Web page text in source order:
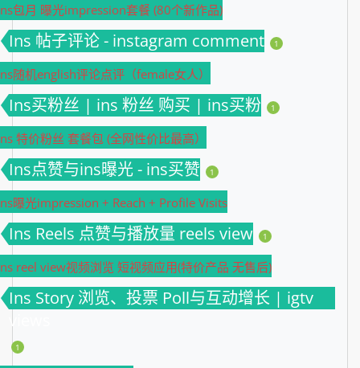
包月 曝光impression套餐 (80个新作品)
Ins 帖子评论 - instagram comment 1
随机english评论点评（female女人）
Ins买粉丝 | ins 粉丝 购买 | ins买粉 1
特价粉丝 套餐包 (全网性价比最高）
Ins点赞与ins曝光 - ins买赞 1
曝光impression + Reach + Profile Visits
Ins Reels 点赞与播放量 reels view 1
reel view视频浏览 短视频应用(特价产品 无售后)
Ins Story 浏览、投票 Poll与互动增长 | igtv
views
1